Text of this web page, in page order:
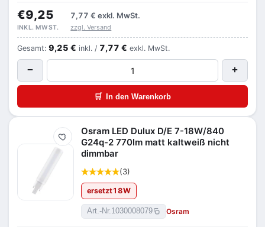
€9,25 7,77 € exkl. MwSt.
INKL. MWST. zzgl. Versand
Gesamt: 9,25 € inkl. / 7,77 € exkl. MwSt.
− +
🛒 In den Warenkorb
Merken
Osram LED Dulux D/E 7-18W/840
G24q-2 770lm matt kaltweiß nicht
dimmbar
(3)
ersetzt18W
Art.-Nr.1030008079 Osram